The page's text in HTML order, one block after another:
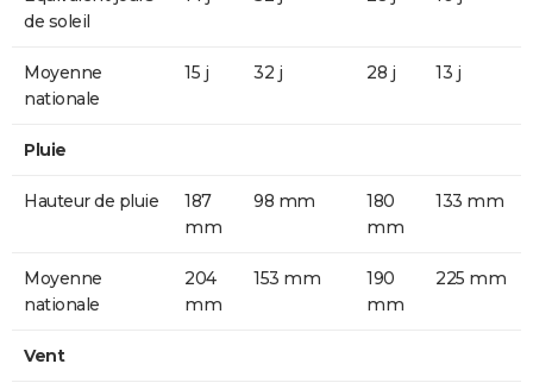
de soleil
Moyenne
nationale
15 j 32 j 28 j 13 j
Pluie
Hauteur de pluie
187
mm
98 mm
180
mm
133 mm
Moyenne
nationale
204
mm
153 mm
190
mm
225 mm
Vent